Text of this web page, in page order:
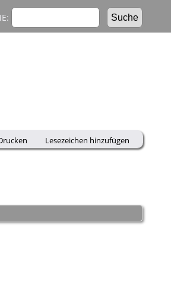
Lesezeichen hinzufügen